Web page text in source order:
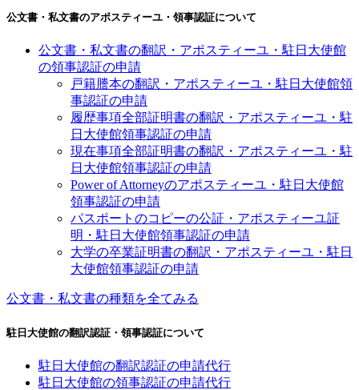
公文書・私文書のアポスティーユ・領事認証について
公文書・私文書の翻訳・アポスティーユ・駐日大使館
の領事認証の申請
戸籍謄本の翻訳・アポスティーユ・駐日大使館領
事認証の申請
履歴事項全部証明書の翻訳・アポスティーユ・駐
日大使館領事認証の申請
現在事項全部証明書の翻訳・アポスティーユ・駐
日大使館領事認証の申請
Power of Attorneyのアポスティーユ・駐日大使館
領事認証の申請
パスポートのコピーの公証・アポスティーユ証
明・駐日大使館領事認証の申請
大学の卒業証明書の翻訳・アポスティーユ・駐日
大使館領事認証の申請
公文書・私文書の種類を全てみる
駐日大使館の翻訳認証・領事認証について
駐日大使館の翻訳認証の申請代行
駐日大使館の領事認証の申請代行